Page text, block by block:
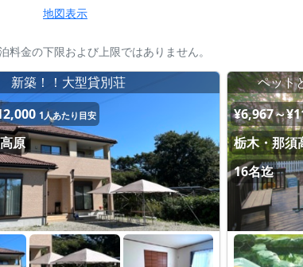
地図表示
金の下限および上限ではありません。
新築！！大型貸別荘
1人あたり目安
原
ペット
¥6,967～
栃木・那須
16名迄